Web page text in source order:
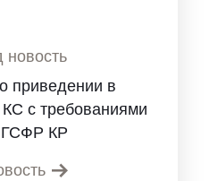
новость
приведении в
с требованиями
КР